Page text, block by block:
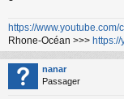
https://
Rhone-Océan >>>
nanar
Passager